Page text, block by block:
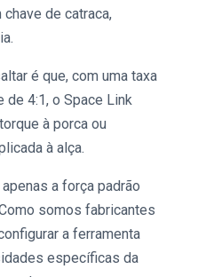
de catraca,
é que, com uma taxa
de 4:1, o Space Link
à porca ou
à alça.
a força padrão
somos fabricantes
a ferramenta
específicas da